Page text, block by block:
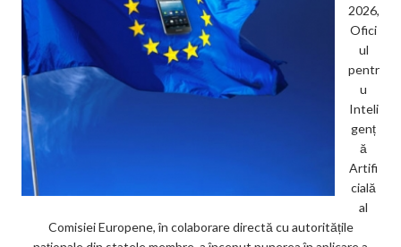
2026,
Ofici
ul
pentr
u
Inteli
genț
ă
Artifi
cială
al
Comisiei Europene, în colaborare directă cu autoritățile